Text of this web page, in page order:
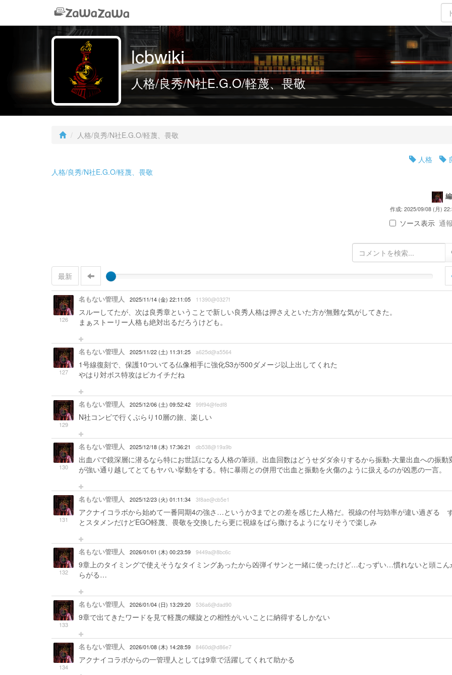
lcbwiki
人格/良秀/N社E.G.O/軽蔑、畏敬
人格/良秀/N社E.G.O/軽蔑、畏敬
人格
人格/良秀/N社E.G.O/軽蔑、畏敬
作成: 2025/09/08 (月)
ソース表示 通
最新
126
名もない管理人 2025/11/14 (金) 22:11:05 11390@0327f
スルーしてたが、次は良秀章ということで新しい良秀人格は押さえといた方が無難な気がしてきた。
まぁストーリー人格も絶対出るだろうけども。
127
名もない管理人 2025/11/22 (土) 11:31:25 a625d@a5564
1号線復刻で、保護10ついてる仏像相手に強化S3が500ダメージ以上出してくれた
やはり対ボス特攻はピカイチだね
129
名もない管理人 2025/12/06 (土) 09:52:42 99f94@fedf8
N社コンビで行くぶらり10層の旅、楽しい
130
名もない管理人 2025/12/18 (木) 17:36:21 db538@19a9b
出血パで鏡深層に潜るなら特にお世話になる人格の筆頭。出血回数はどうせダダ余りするから振動-大量出血への振動
が強い通り越してとてもヤバい挙動をする。特に暴雨との併用で出血と振動を火傷のように扱えるのが凶悪の一言。
131
名もない管理人 2025/12/23 (火) 01:11:34 3f8ae@cb5e1
アクナイコラボから始めて一番同期4の強さ…というか3までとの差を感じた人格だ。視線の付与効率が違い過ぎる
とスタメンだけどEGO軽蔑、畏敬を交換したら更に視線をばら撒けるようになりそうで楽しみ
132
名もない管理人 2026/01/01 (木) 00:23:59 9449a@8bc6c
9章上のタイミングで使えそうなタイミングあったから凶弾イサンと一緒に使ったけど…むっずい…慣れないと頭こん
らがる…
133
名もない管理人 2026/01/04 (日) 13:29:20 536a6@dad90
9章で出てきたワードを見て軽蔑の螺旋との相性がいいことに納得するしかない
134
名もない管理人 2026/01/08 (木) 14:28:59 8460d@d86e7
アクナイコラボからの一管理人としては9章で活躍してくれて助かる